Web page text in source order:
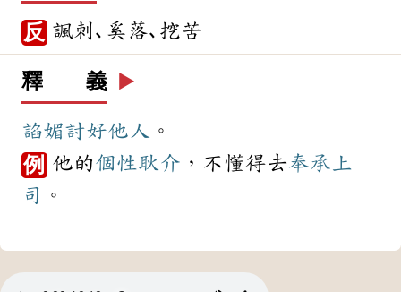
反 諷刺､奚落､挖苦
釋 義 ▶️
諂媚討好他人 。
例 他的個性耿介 ，不懂得去奉承 上
司 。